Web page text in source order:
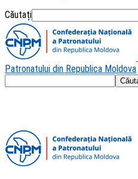
Căutați
Patronatului din Republica Moldova